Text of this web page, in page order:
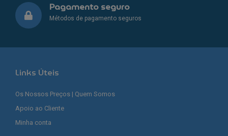
Pagamento seguro
Métodos de pagamento seguros
Links Úteis
Os Nossos Preços | Quem Somos
Apoio ao Cliente
Minha conta